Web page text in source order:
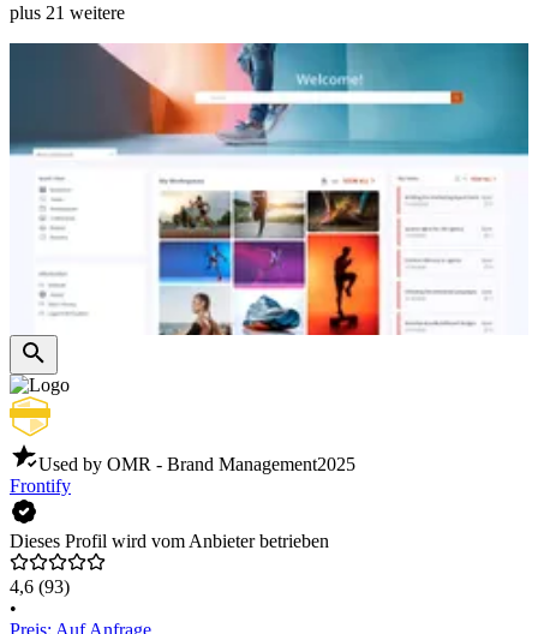
plus 21 weitere
Used by OMR - Brand Management2025
Frontify
Dieses Profil wird vom Anbieter betrieben
4,6 (93)
•
Preis: Auf Anfrage